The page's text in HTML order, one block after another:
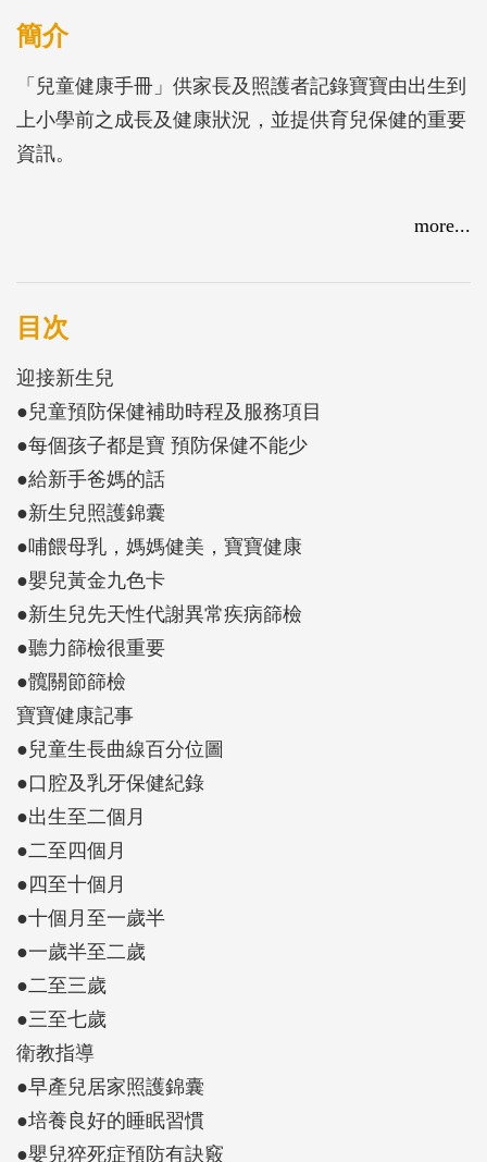
簡介
「兒童健康手冊」供家長及照護者記錄寶寶由出生到
上小學前之成長及健康狀況，並提供育兒保健的重要
資訊。
more...
目次
迎接新生兒
●兒童預防保健補助時程及服務項目
●每個孩子都是寶 預防保健不能少
●給新手爸媽的話
●新生兒照護錦囊
●哺餵母乳，媽媽健美，寶寶健康
●嬰兒黃金九色卡
●新生兒先天性代謝異常疾病篩檢
●聽力篩檢很重要
●髖關節篩檢
寶寶健康記事
●兒童生長曲線百分位圖
●口腔及乳牙保健紀錄
●出生至二個月
●二至四個月
●四至十個月
●十個月至一歲半
●一歲半至二歲
●二至三歲
●三至七歲
衛教指導
●早產兒居家照護錦囊
●培養良好的睡眠習慣
●嬰兒猝死症預防有訣竅